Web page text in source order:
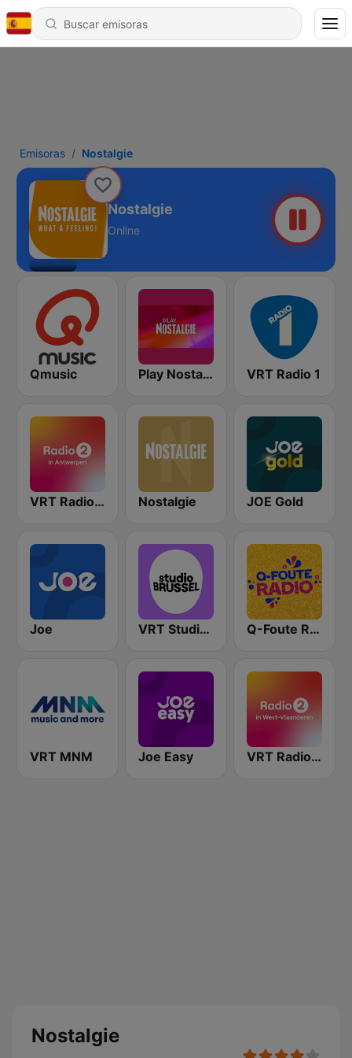
Emisoras Nostalgie
Nostalgie
Online
Qmusic Play Nostalgie Vlaanderen VRT Radio 1
VRT Radio 2 Antwerpen Nostalgie JOE Gold
Joe VRT Studio Brussel Q-Foute Radio
VRT MNM Joe Easy VRT Radio 2 West-Vlaanderen
Nostalgie